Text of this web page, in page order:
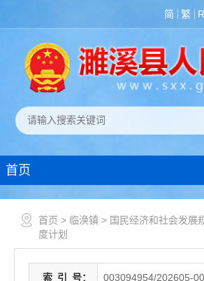
简 繁
首页
首页 > 临涣镇 > 国民经济和社会发展
度计划
索 引 号： 003094954/202605-